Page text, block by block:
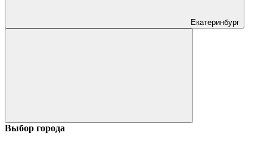
Екатеринбург
Выбор города